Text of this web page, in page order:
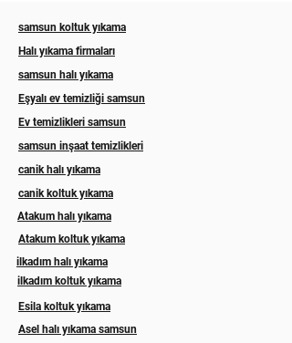
samsun koltuk yıkama
Halı yıkama firmaları
samsun halı yıkama
Eşyalı ev temizliği samsun
Ev temizlikleri samsun
samsun inşaat temizlikleri
canik halı yıkama
canik koltuk yıkama
Atakum halı yıkama
Atakum koltuk yıkama
ilkadım halı yıkama
ilkadım koltuk yıkama
Esila koltuk yıkama
Asel halı yıkama samsun